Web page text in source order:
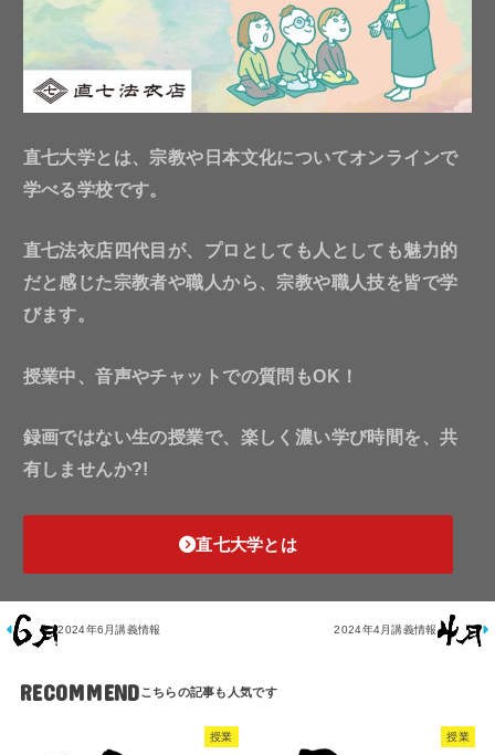
直七大学とは、宗教や日本文化についてオンラインで
学べる学校です。
直七法衣店四代目が、プロとしても人としても魅力的
だと感じた宗教者や職人から、宗教や職人技を皆で学
びます。
授業中、音声やチャットでの質問もOK！
録画ではない生の授業で、楽しく濃い学び時間を、共
有しませんか?!
直七大学とは
2024年6月講義情報 2024年4月講義情報
RECOMMEND
授業 授業